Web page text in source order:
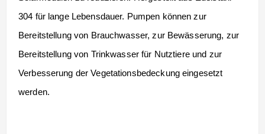
304 für lange Lebensdauer. Pumpen können zur
Bereitstellung von Brauchwasser, zur Bewässerung, zur
Bereitstellung von Trinkwasser für Nutztiere und zur
Verbesserung der Vegetationsbedeckung eingesetzt
werden.